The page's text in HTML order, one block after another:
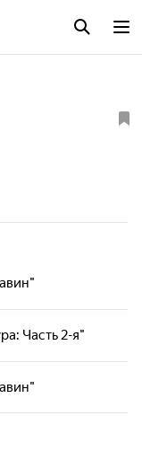
из рабства?
А также вы
Навина в
Часть 2-я"
фильма "Библия"
из рабства?
А также вы
Навина в